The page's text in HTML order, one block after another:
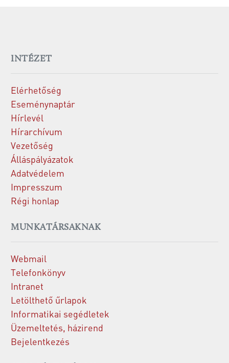
INTÉZET
Elérhetőség
Eseménynaptár
Hírlevél
Hírarchívum
Vezetőség
Álláspályázatok
Adatvédelem
Impresszum
Régi honlap
MUNKATÁRSAKNAK
Webmail
Telefonkönyv
Intranet
Letölthető űrlapok
Informatikai segédletek
Üzemeltetés, házirend
Bejelentkezés